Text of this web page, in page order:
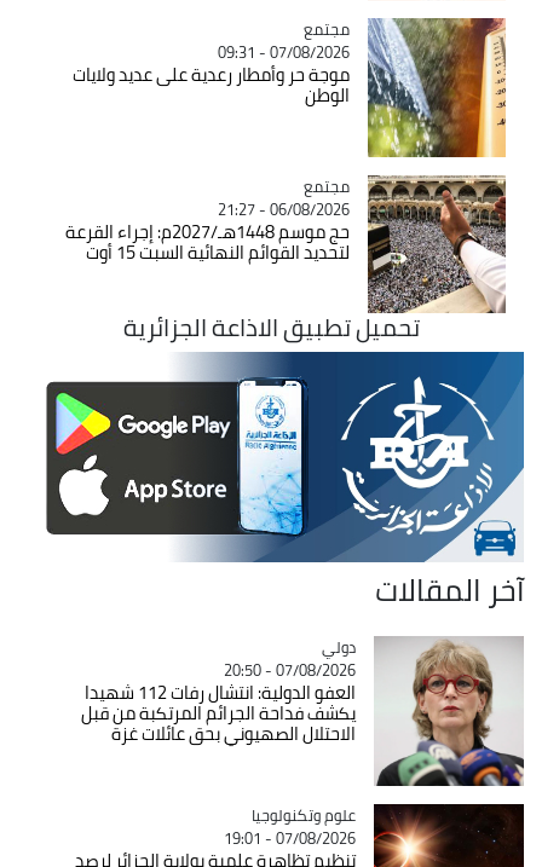
Catégorie
مجتمع
07/08/2026 - 09:31
موجة حر وأمطار رعدية على عديد ولايات
الوطن
Catégorie
مجتمع
06/08/2026 - 21:27
حج موسم 1448هـ/2027م: إجراء القرعة
لتحديد القوائم النهائية السبت 15 أوت
تحميل تطبيق الاذاعة الجزائرية
آخر المقالات
Catégorie
دولي
07/08/2026 - 20:50
العفو الدولية: انتشال رفات 112 شهيدا
يكشف فداحة الجرائم المرتكبة من قبل
الاحتلال الصهيوني بحق عائلات غزة
Catégorie
علوم وتكنولوجيا
07/08/2026 - 19:01